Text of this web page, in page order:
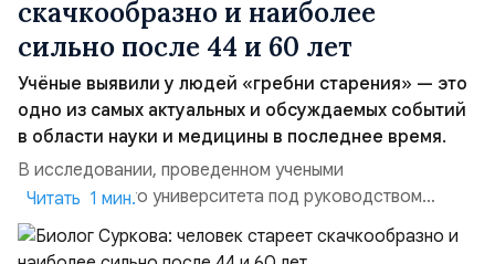
скачкообразно и наиболее
сильно после 44 и 60 лет
Учёные выявили у людей «гребни старения» — это
одно из самых актуальных и обсуждаемых событий
в области науки и медицины в последнее время.
В исследовании, проведенном учеными
Стэнфордского университета под руководством
генетика Майкла Снайдера были обнаружены
интересные закономерности старения человеческого
Читать 1 мин.